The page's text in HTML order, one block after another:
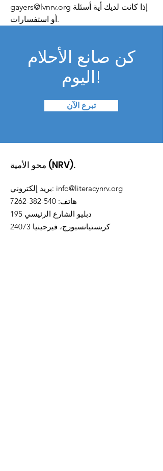
gayers@lvnrv.org
أو استفسارات.
كن صانع الأحلام
اليوم!
تبرع الآن
محو الأمية (NRV).
بريد إلكتروني: info@literacynrv.org
هاتف:
540-382-7262
195 دبليو الشارع الرئيسي
كريستيانسبورج، فيرجينيا 24073